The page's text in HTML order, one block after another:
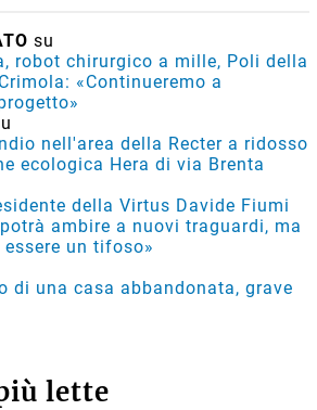
su
robot chirurgico a mille, Poli della
«Continueremo a
nell'area della Recter a ridosso
ecologica Hera di via Brenta
della Virtus Davide Fiumi
potrà ambire a nuovi traguardi, ma
un tifoso»
di una casa abbandonata, grave
lette